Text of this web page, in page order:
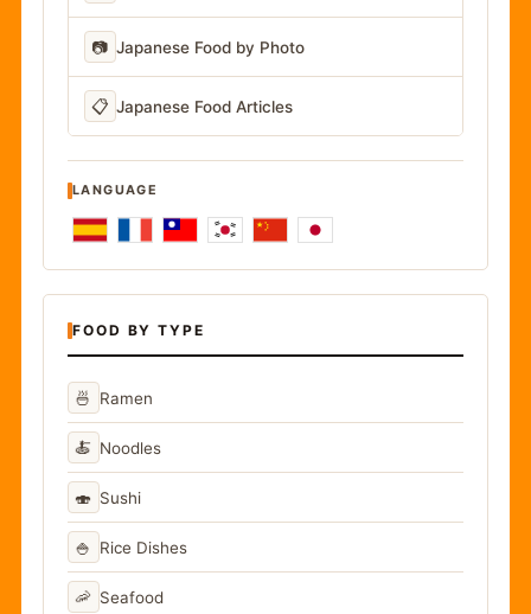
📷 Japanese Food by Photo
📋 Japanese Food Articles
LANGUAGE
FOOD BY TYPE
🍜 Ramen
🍝 Noodles
🍣 Sushi
🍚 Rice Dishes
🦐 Seafood